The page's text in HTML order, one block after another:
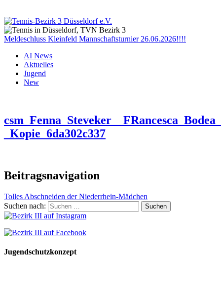
Meldeschluss Kleinfeld Mannschaftsturnier 26.06.2026!!!!
AI News
Aktuelles
Jugend
New
_Kopie_6da302c337
Beitragsnavigation
Tolles Abschneiden der Niederrhein-Mädchen
Suchen nach:
Jugendschutzkonzept